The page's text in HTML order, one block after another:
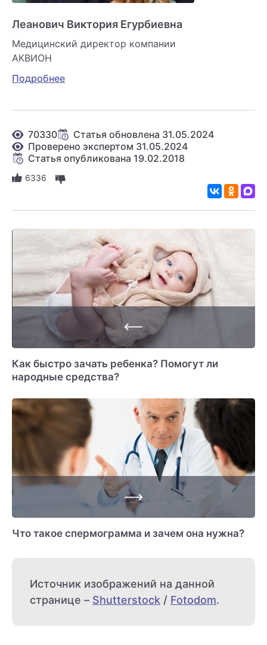
Леанович Виктория Егурбиевна
Медицинский директор компании
АКВИОН
Подробнее
70330
Статья обновлена 31.05.2024
Проверено экспертом 31.05.2024
Статья опубликована 19.02.2018
6336
Как быстро зачать ребенка? Помогут ли
народные средства?
Что такое спермограмма и зачем она нужна?
Источник изображений на данной
странице – Shutterstock / Fotodom.